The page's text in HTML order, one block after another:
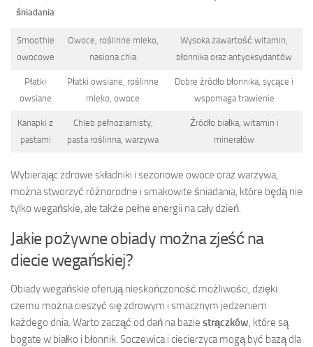
śniadania
Smoothie
owocowe
Owoce, roślinne mleko,
nasiona chia
Wysoka zawartość witamin,
błonnika oraz antyoksydantów
Płatki
owsiane
Płatki owsiane, roślinne
mleko, owoce
Dobre źródło błonnika, sycące i
wspomaga trawienie
Kanapki z
pastami
Chleb pełnoziarnisty,
pasta roślinna, warzywa
Źródło białka, witamin i
minerałów
Wybierając zdrowe składniki i sezonowe owoce oraz warzywa,
można stworzyć różnorodne i smakowite śniadania, które będą nie
tylko wegańskie, ale także pełne energii na cały dzień.
Jakie pożywne obiady można zjeść na
diecie wegańskiej?
Obiady wegańskie oferują nieskończoność możliwości, dzięki
czemu można cieszyć się zdrowym i smacznym jedzeniem
każdego dnia. Warto zacząć od dań na bazie strączków, które są
bogate w białko i błonnik. Soczewica i ciecierzyca mogą być bazą dla